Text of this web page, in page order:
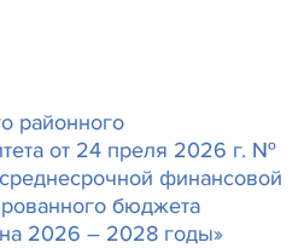
районного
от 24 преля 2026 г. №
финансовой
бюджета
2026 – 2028 годы»